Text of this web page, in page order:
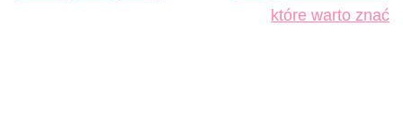
które warto znać